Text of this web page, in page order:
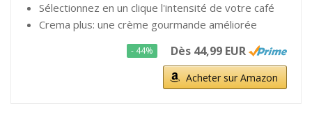
Sélectionnez en un clique l'intensité de votre café
Crema plus: une crème gourmande améliorée
- 44% Dès 44,99 EUR
Acheter sur Amazon